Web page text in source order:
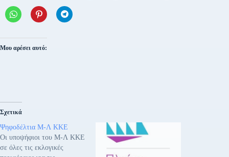
Μου αρέσει αυτό:
Σχετικά
Ψηφοδέλτια Μ-Λ ΚΚΕ
Οι υποψήφιοι του Μ-Λ ΚΚΕ
σε όλες τις εκλογικές